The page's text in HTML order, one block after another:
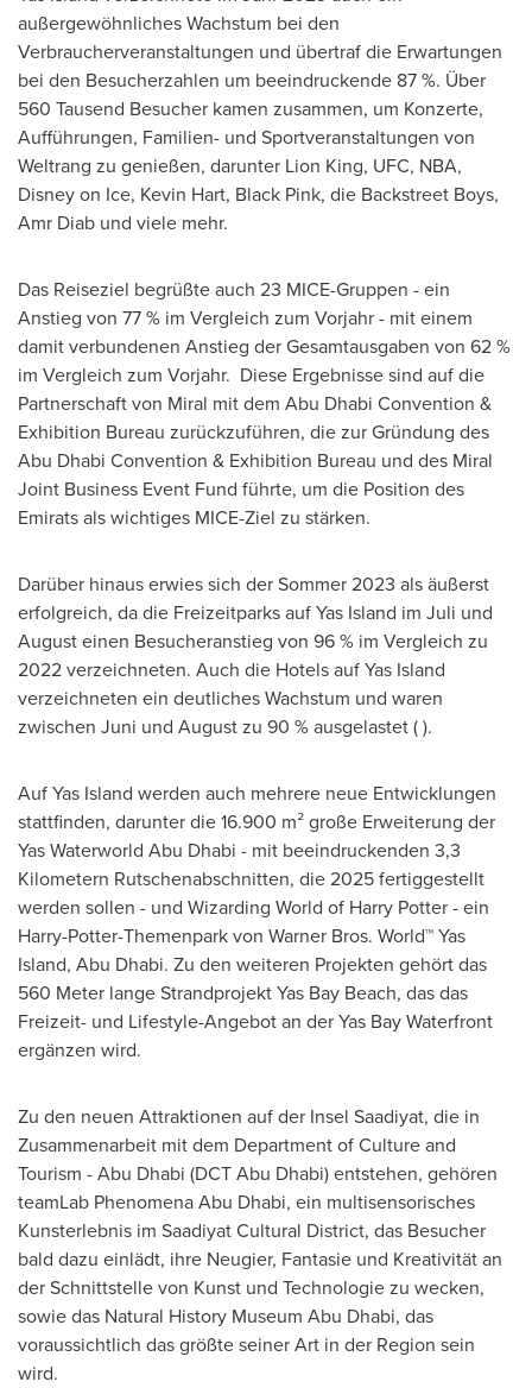
außergewöhnliches Wachstum bei den
Verbraucherveranstaltungen und übertraf die Erwartungen
bei den Besucherzahlen um beeindruckende 87 %. Über
560 Tausend Besucher kamen zusammen, um Konzerte,
Aufführungen, Familien- und Sportveranstaltungen von
Weltrang zu genießen, darunter Lion King, UFC, NBA,
Disney on Ice, Kevin Hart, Black Pink, die Backstreet Boys,
Amr Diab und viele mehr.
Das Reiseziel begrüßte auch 23 MICE-Gruppen - ein
Anstieg von 77 % im Vergleich zum Vorjahr - mit einem
damit verbundenen Anstieg der Gesamtausgaben von 62 %
im Vergleich zum Vorjahr. Diese Ergebnisse sind auf die
Partnerschaft von Miral mit dem Abu Dhabi Convention &
Exhibition Bureau zurückzuführen, die zur Gründung des
Abu Dhabi Convention & Exhibition Bureau und des Miral
Joint Business Event Fund führte, um die Position des
Emirats als wichtiges MICE-Ziel zu stärken.
Darüber hinaus erwies sich der Sommer 2023 als äußerst
erfolgreich, da die Freizeitparks aufYas Island im Juli und
August einen Besucheranstieg von 96 % im Vergleich zu
2022 verzeichneten. Auch die Hotels aufYas Island
verzeichneten ein deutliches Wachstum und waren
zwischen Juni und August zu 90 % ausgelastet ( ).
AufYas Island werden auch mehrere neue Entwicklungen
stattfinden, darunter die 16.900 m² große Erweiterung der
Yas Waterworld Abu Dhabi - mit beeindruckenden 3,3
Kilometern Rutschenabschnitten, die 2025 fertiggestellt
werden sollen - und Wizarding World of Harry Potter- ein
Harry-Potter-Themenpark von Warner Bros. World™Yas
Island, Abu Dhabi. Zu den weiteren Projekten gehört das
560 Meter lange Strandprojekt Yas Bay Beach, das das
Freizeit- und Lifestyle-Angebot an der Yas Bay Waterfront
ergänzen wird.
Zu den neuen Attraktionen auf der Insel Saadiyat, die in
Zusammenarbeit mit dem Department of Culture and
Tourism -Abu Dhabi (DCT Abu Dhabi) entstehen, gehören
teamLab Phenomena Abu Dhabi, ein multisensorisches
Kunsterlebnis im Saadiyat Cultural District, das Besucher
bald dazu einlädt, ihre Neugier, Fantasie und Kreativität an
der Schnittstelle von Kunst und Technologie zu wecken,
sowie das Natural History Museum Abu Dhabi, das
voraussichtlich das größte seiner Art in der Region sein
wird.